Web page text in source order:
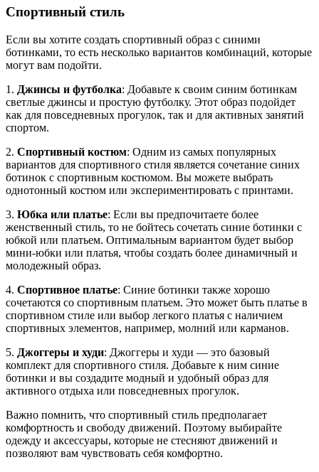
Спортивный стиль
Если вы хотите создать спортивный образ с синими
ботинками, то есть несколько вариантов комбинаций, которые
могут вам подойти.
1. Джинсы и футболка: Добавьте к своим синим ботинкам
светлые джинсы и простую футболку. Этот образ подойдет
как для повседневных прогулок, так и для активных занятий
спортом.
2. Спортивный костюм: Одним из самых популярных
вариантов для спортивного стиля является сочетание синих
ботинок с спортивным костюмом. Вы можете выбрать
однотонный костюм или экспериментировать с принтами.
3. Юбка или платье: Если вы предпочитаете более
женственный стиль, то не бойтесь сочетать синие ботинки с
юбкой или платьем. Оптимальным вариантом будет выбор
мини-юбки или платья, чтобы создать более динамичный и
молодежный образ.
4. Спортивное платье: Синие ботинки также хорошо
сочетаются со спортивным платьем. Это может быть платье в
спортивном стиле или выбор легкого платья с наличием
спортивных элементов, например, молний или карманов.
5. Джоггеры и худи: Джоггеры и худи — это базовый
комплект для спортивного стиля. Добавьте к ним синие
ботинки и вы создадите модный и удобный образ для
активного отдыха или повседневных прогулок.
Важно помнить, что спортивный стиль предполагает
комфортность и свободу движений. Поэтому выбирайте
одежду и аксессуары, которые не стесняют движений и
позволяют вам чувствовать себя комфортно.